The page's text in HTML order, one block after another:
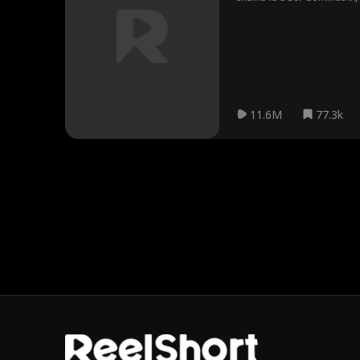
– o que revela o
a carreira
contato com o homem
11.6M 77.3k